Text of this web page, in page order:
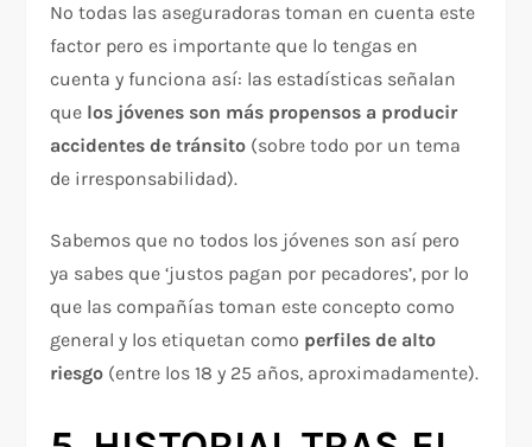
No todas las aseguradoras toman en cuenta este
factor pero es importante que lo tengas en
cuenta y funciona así: las estadísticas señalan
que los jóvenes son más propensos a producir
accidentes de tránsito (sobre todo por un tema
de irresponsabilidad).
Sabemos que no todos los jóvenes son así pero
ya sabes que ‘justos pagan por pecadores’, por lo
que las compañías toman este concepto como
general y los etiquetan como perfiles de alto
riesgo (entre los 18 y 25 años, aproximadamente).